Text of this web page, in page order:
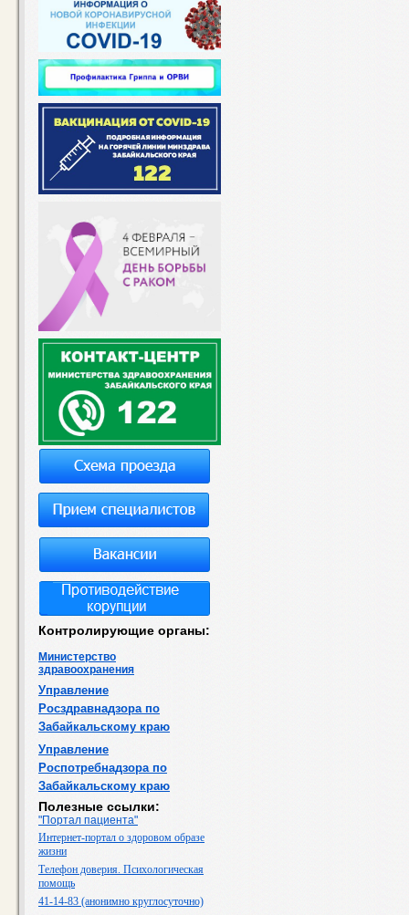
Контролирующие органы:
Министерство
здравоохранения
Управление
Росздравнадзора по
Забайкальскому краю
Управление
Роспотребнадзора по
Забайкальскому краю
Полезные ссылки:
"Портал пациента"
Интернет-портал о здоровом образе
жизни
Телефон доверия. Психологическая
помощь
41-14-83 (анонимно круглосуточно)